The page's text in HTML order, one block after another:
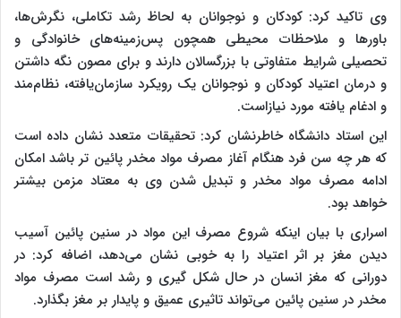
وی تاکید کرد: کودکان و نوجوانان به لحاظ رشد تکاملی، نگرش­‌ها،
باورها و ملاحظات محیطی همچون پس‌زمینه‌های خانوادگی و
تحصیلی شرایط متفاوتی با بزرگسالان دارند و برای مصون نگه داشتن
و درمان اعتیاد کودکان و نوجوانان یک رویکرد سازمان‌یافته، نظام­‌مند
و ادغام یافته مورد نیازاست.
این استاد دانشگاه خاطرنشان کرد: تحقیقات متعدد نشان داده است
که هر چه سن فرد هنگام آغاز مصرف مواد مخدر پائین تر باشد امکان
ادامه مصرف مواد مخدر و تبدیل شدن وی به معتاد مزمن بیشتر
خواهد بود.
اسراری با بیان اینکه شروع مصرف این مواد در سنین پائین آسیب
دیدن مغز بر اثر اعتیاد را به خوبی نشان می‌دهد، اضافه کرد: در
دورانی که مغز انسان در حال شکل گیری و رشد است مصرف مواد
مخدر در سنین پائین می‌تواند تاثیری عمیق و پایدار بر مغز بگذارد.